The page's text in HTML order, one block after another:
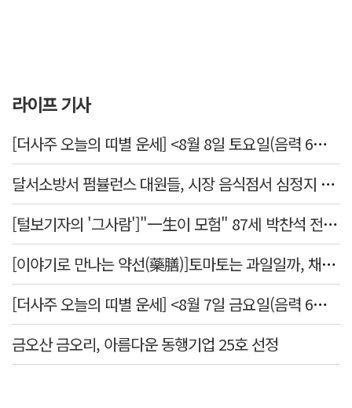
라이프 기사
[더사주 오늘의 띠별 운세] <8월 8일 토요일(음력 6월26일)>
달서소방서 펌뷸런스 대원들, 시장 음식점서 심정지 환자 생명 살려
[털보기자의 '그사람']"一生이 모험" 87세 박찬석 전 경북대 총장
[이야기로 만나는 약선(藥膳)]토마토는 과일일까, 채소일까
[더사주 오늘의 띠별 운세] <8월 7일 금요일(음력 6월25일)>
금오산 금오리, 아름다운 동행기업 25호 선정